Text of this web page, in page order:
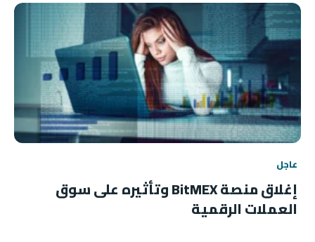
عاجل
إغلاق منصة BitMEX وتأثيره على سوق
العملات الرقمية